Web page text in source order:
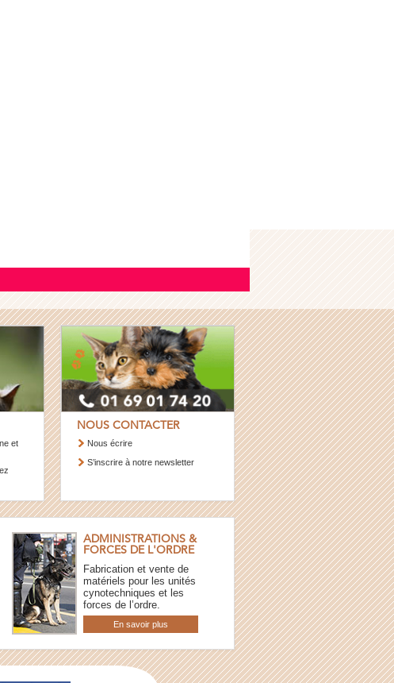
et
NOUS CONTACTER
Nous écrire
S’inscrire à notre newsletter
ADMINISTRATIONS &
FORCES DE L'ORDRE
Fabrication et vente de
matériels pour les unités
cynotechniques et les
forces de l’ordre.
En savoir plus